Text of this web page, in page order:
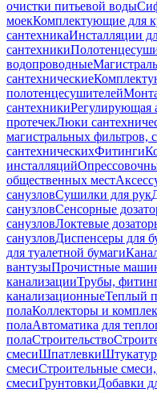
очистки питьевой воды
моекКомплектующие для
сантехникаИнсталляции
сантехники
водопроводные
сантехнические
полотенцесушителей
сантехникиРегулирующая
протечекЛюки
магистральных фильтров,
сантехническихФитинги
инсталляций
общественных мест
санузловСушилки для рук
санузловСенсорные
санузловЛоктевые
санузловДиспенсеры для
для туалетной бумаги
вантузыПрочистные
канализацииТрубы,
канализационныеТеплый
полаКоллекторы и
полаАвтоматика для
полаСтроительство
смесиШпатлевки
смесиСтроительные
смесиГрунтовкиДобавки